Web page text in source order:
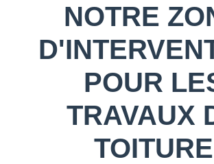
NOTRE
POUR
TRAVAUX
TOITURE